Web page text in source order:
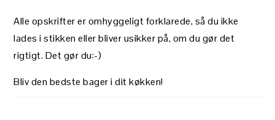
Alle opskrifter er omhyggeligt forklarede, så du ikke
lades i stikken eller bliver usikker på, om du gør det
rigtigt. Det gør du:-)
Bliv den bedste bager i dit køkken!